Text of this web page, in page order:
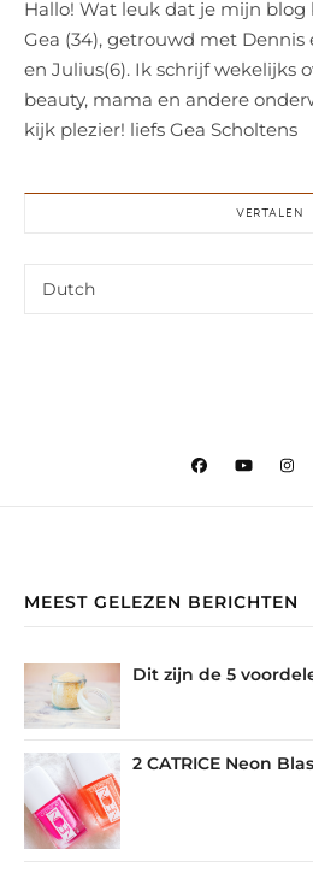
Hallo! Wat leuk dat je mijn blog
Gea (34), getrouwd met Dennis
en Julius(6). Ik schrijf wekelijks
beauty, mama en andere
kijk plezier! liefs Gea Scholtens
VERTALEN
MEEST GELEZEN BERICHTEN
Dit zijn de 5
2 CATRICE Neon